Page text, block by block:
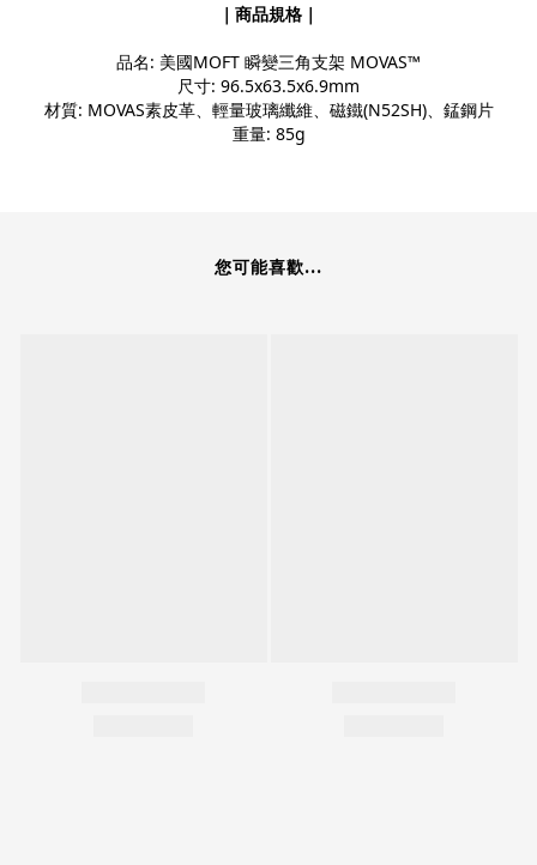
｜商品規格｜
品名: 美國MOFT 瞬變三角支架 MOVAS™
尺寸: 96.5x63.5x6.9mm
材質: MOVAS素皮革、輕量玻璃纖維、磁鐵(N52SH)、錳鋼片
重量: 85g
您可能喜歡...